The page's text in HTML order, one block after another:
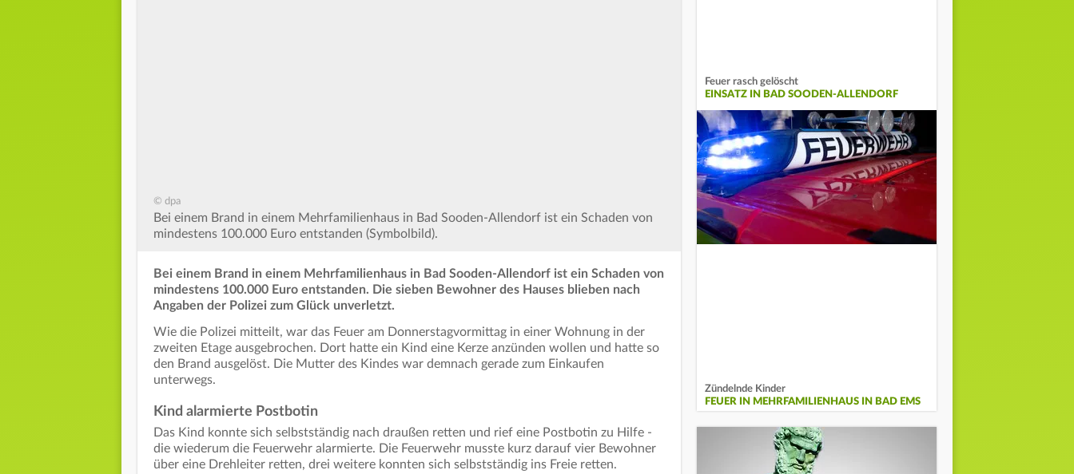
© dpa
Bei einem Brand in einem Mehrfamilienhaus in Bad Sooden-Allendorf ist ein Schaden von
mindestens 100.000 Euro entstanden (Symbolbild).
Bei einem Brand in einem Mehrfamilienhaus in Bad Sooden-Allendorf ist ein Schaden von
mindestens 100.000 Euro entstanden. Die sieben Bewohner des Hauses blieben nach
Angaben der Polizei zum Glück unverletzt.
Wie die Polizei mitteilt, war das Feuer am Donnerstagvormittag in einer Wohnung in der
zweiten Etage ausgebrochen. Dort hatte ein Kind eine Kerze anzünden wollen und hatte so
den Brand ausgelöst. Die Mutter des Kindes war demnach gerade zum Einkaufen
unterwegs.
Kind alarmierte Postbotin
Das Kind konnte sich selbstständig nach draußen retten und rief eine Postbotin zu Hilfe -
die wiederum die Feuerwehr alarmierte. Die Feuerwehr musste kurz darauf vier Bewohner
über eine Drehleiter retten, drei weitere konnten sich selbstständig ins Freie retten.
Feuer rasch gelöscht
EINSATZ IN BAD SOODEN-ALLENDORF
Zündelnde Kinder
FEUER IN MEHRFAMILIENHAUS IN BAD EMS